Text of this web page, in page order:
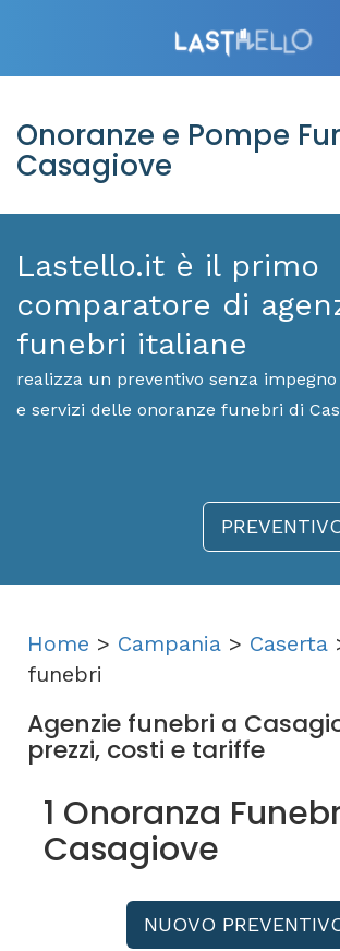
Onoranze e Pompe
Casagiove
Lastello.it è il primo
comparatore di
funebri italiane
realizza un preventivo senza
e servizi delle onoranze funebri di
Home > Campania > Caserta
funebri
Agenzie funebri a
prezzi, costi e tariffe
1 Onoranza
Casagiove
NUOVO